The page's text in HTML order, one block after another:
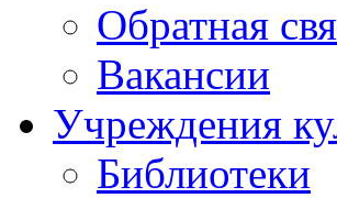
Обратная
Вакансии
Учреждения
Библиотеки